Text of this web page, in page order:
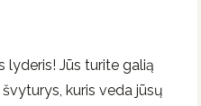
lyderis! Jūs turite galią
kuris veda jūsų